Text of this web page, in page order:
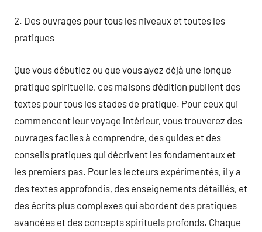
2. Des ouvrages pour tous les niveaux et toutes les
pratiques
Que vous débutiez ou que vous ayez déjà une longue
pratique spirituelle, ces maisons d’édition publient des
textes pour tous les stades de pratique. Pour ceux qui
commencent leur voyage intérieur, vous trouverez des
ouvrages faciles à comprendre, des guides et des
conseils pratiques qui décrivent les fondamentaux et
les premiers pas. Pour les lecteurs expérimentés, il y a
des textes approfondis, des enseignements détaillés, et
des écrits plus complexes qui abordent des pratiques
avancées et des concepts spirituels profonds. Chaque